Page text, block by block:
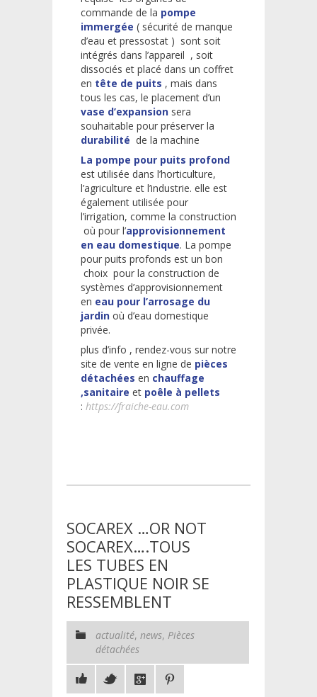
commande de la pompe
immergée ( sécurité de manque
d’eau et pressostat ) sont soit
intégrés dans l’appareil , soit
dissociés et placé dans un coffret
en tête de puits , mais dans
tous les cas, le placement d’un
vase d’expansion sera
souhaitable pour préserver la
durabilité de la machine
La pompe pour puits profond
est utilisée dans l’horticulture,
l’agriculture et l’industrie. elle est
également utilisée pour
l’irrigation, comme la construction
où pour l’approvisionnement
en eau domestique. La pompe
pour puits profonds est un bon
choix pour la construction de
systèmes d’approvisionnement
en eau pour l’arrosage du
jardin où d’eau domestique
privée.
plus d’info , rendez-vous sur notre
site de vente en ligne de pièces
détachées en chauffage
,sanitaire et poêle à pellets
: https://fraiche-eau.com
SOCAREX …OR NOT
SOCAREX….TOUS
LES TUBES EN
PLASTIQUE NOIR SE
RESSEMBLENT
actualité, news, Pièces
détachées